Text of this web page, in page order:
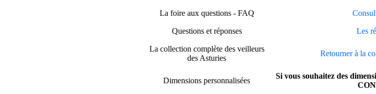
La foire aux questions - FAQ
Questions et réponses Les
La collection complète des veilleurs
des Asturies
Retourner à la
Dimensions personnalisées
Si vous souhaitez des